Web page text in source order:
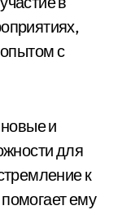
с
и
для
к
ему